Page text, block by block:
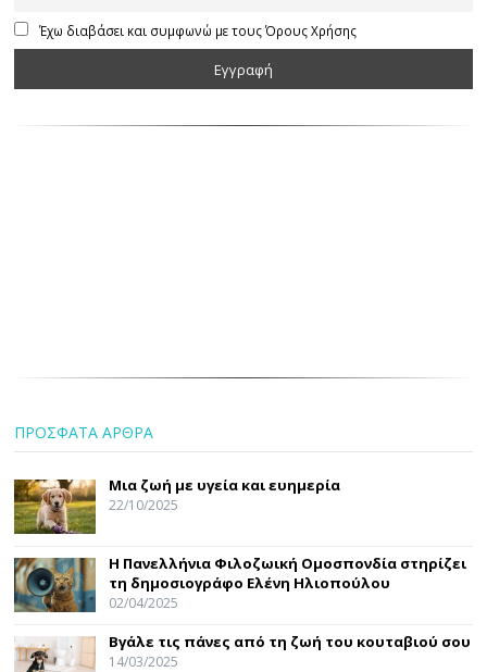
Έχω διαβάσει και συμφωνώ με τους Όρους Χρήσης
ΠΡΟΣΦΑΤΑ ΑΡΘΡΑ
Μια ζωή με υγεία και ευημερία
22/10/2025
Η Πανελλήνια Φιλοζωική Ομοσπονδία στηρίζει
τη δημοσιογράφο Ελένη Ηλιοπούλου
02/04/2025
Βγάλε τις πάνες από τη ζωή του κουταβιού σου
14/03/2025